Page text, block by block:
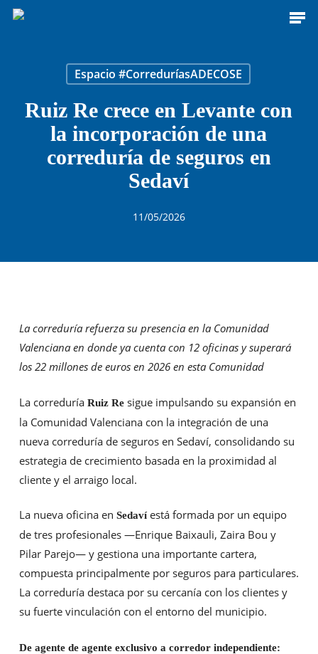
Skip
Espacio #CorreduríasADECOSE
Ruiz Re crece en Levante con
la incorporación de una
correduría de seguros en
Sedaví
11/05/2026
La correduría refuerza su presencia en la Comunidad
Valenciana en donde ya cuenta con 12 oficinas y superará
los 22 millones de euros en 2026 en esta Comunidad
La correduría Ruiz Resigue impulsando su expansión en
la Comunidad Valenciana con la integración de una
nueva correduría de seguros en Sedaví, consolidando su
estrategia de crecimiento basada en la proximidad al
cliente y el arraigo local.
La nueva oficina en Sedavíestá formada por un equipo
de tres profesionales —Enrique Baixauli, Zaira Bou y
Pilar Parejo— y gestiona una importante cartera,
compuesta principalmente por seguros para particulares.
La correduría destaca por su cercanía con los clientes y
su fuerte vinculación con el entorno del municipio.
De agente de agente exclusivo a corredor independiente: